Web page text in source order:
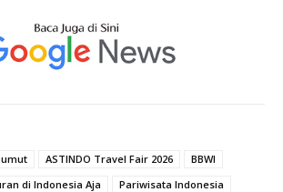
ASTINDO Travel Fair 2026
BBWI
di Indonesia Aja
Pariwisata Indonesia